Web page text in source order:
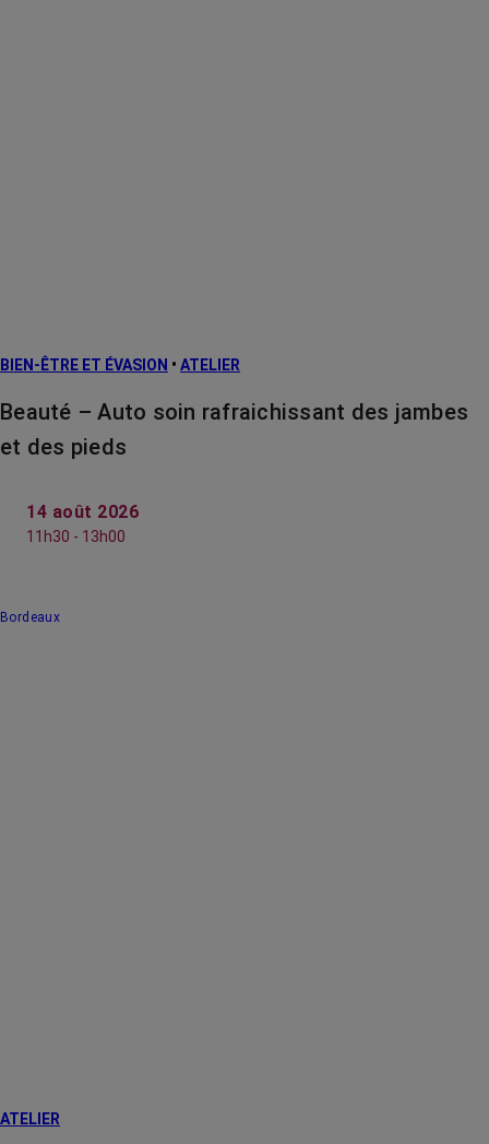
BIEN-ÊTRE ET ÉVASION • ATELIER
Beauté – Auto soin rafraichissant des jambes
et des pieds
14 août 2026
11h30 - 13h00
Bordeaux
ATELIER